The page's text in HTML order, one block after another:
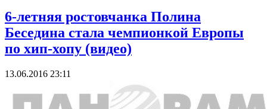
6-летняя ростовчанка Полина
Беседина стала чемпионкой Европы
по хип-хопу (видео)
13.06.2016 23:11